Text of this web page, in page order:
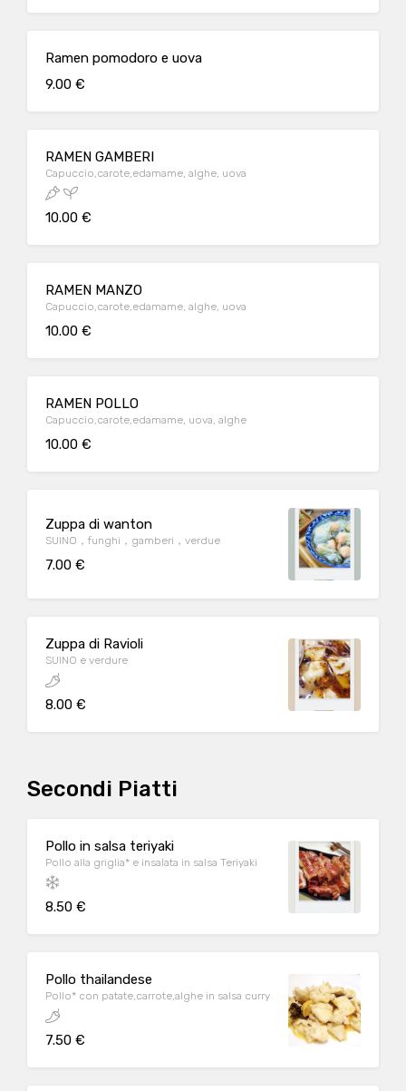
Ramen pomodoro e uova
9.00 €
RAMEN GAMBERI
Capuccio,carote,edamame, alghe, uova
10.00 €
RAMEN MANZO
Capuccio,carote,edamame, alghe, uova
10.00 €
RAMEN POLLO
Capuccio,carote,edamame, uova, alghe
10.00 €
Zuppa di wanton
SUINO，funghi，gamberi，verdue
7.00 €
Zuppa di Ravioli
SUINO e verdure
8.00 €
Secondi Piatti
Pollo in salsa teriyaki
Pollo alla griglia* e insalata in salsa Teriyaki
8.50 €
Pollo thailandese
Pollo* con patate,carrote,alghe in salsa curry
7.50 €